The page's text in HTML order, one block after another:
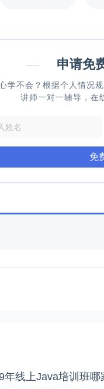
— 申请免
学不会？根据个人情况
讲师一对一辅导，在
免
年线上Java培训班